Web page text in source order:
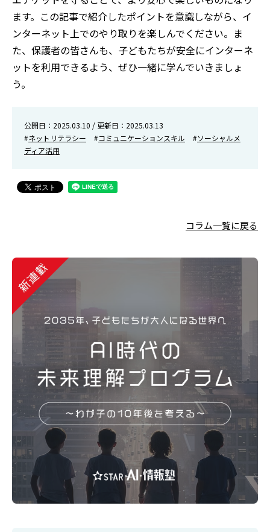
ます。この記事で紹介したポイントを意識しながら、イ
ンターネット上でのやり取りを楽しんでください。ま
た、保護者の皆さんも、子どもたちが安全にインターネ
ットを利用できるよう、ぜひ一緒に学んでいきましょ
う。
公開日：2025.03.10 / 更新日：2025.03.13
#ネットリテラシー #コミュニケーションスキル #ソーシャルメ
ディア活用
コラム一覧に戻る